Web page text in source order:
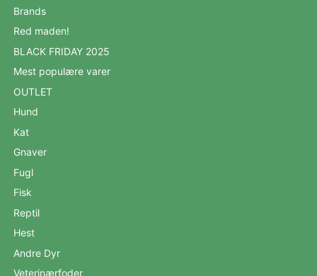
Brands
Red maden!
BLACK FRIDAY 2025
Mest populære varer
OUTLET
Hund
Kat
Gnaver
Fugl
Fisk
Reptil
Hest
Andre Dyr
Veterinærfoder